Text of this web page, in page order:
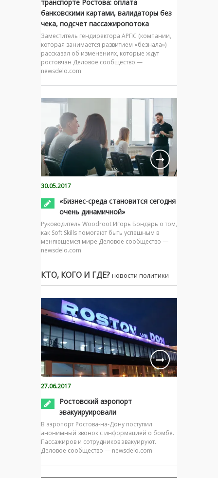
транспорте Ростова: оплата
банковскими картами, валидаторы без
чека, подсчет пассажиропотока
Заместитель гендиректора АРПС (компании,
которая занимается развитием «безнала»)
рассказал об изменениях, которые ждут
ростовчан Деловое сообщество —
newsdelo.com
30.05.2017
«Бизнес-среда становится сегодня
очень динамичной»
Руководитель Woodroot Игорь Бондарь о том,
как Soft Skills помогают быть успешным в
меняющемся мире Деловое сообщество —
newsdelo.com
КТО, КОГО И ГДЕ? новости политики
27.06.2017
Ростовский аэропорт
эвакуируировали
В аэропорт Ростова-на-Дону поступил
анонимный звонок с информацией о бомбе.
Пассажиров и сотрудников эвакуируют.
Деловое сообщество — newsdelo.com